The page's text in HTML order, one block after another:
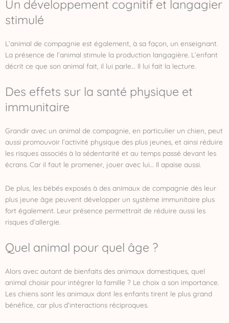
Un développement cognitif et langagier
stimulé
L’animal de compagnie est également, à sa façon, un enseignant.
La présence de l’animal stimule la production langagière. L’enfant
décrit ce que son animal fait, il lui parle… Il lui fait la lecture.
Des effets sur la santé physique et
immunitaire
Grandir avec un animal de compagnie, en particulier un chien, peut
aussi promouvoir l’activité physique des plus jeunes, et ainsi réduire
les risques associés à la sédentarité et au temps passé devant les
écrans. Car il faut le promener, jouer avec lui… Il apaise aussi.
De plus, les bébés exposés à des animaux de compagnie dès leur
plus jeune âge peuvent développer un système immunitaire plus
fort également. Leur présence permettrait de réduire aussi les
risques d’allergie.
Quel animal pour quel âge ?
Alors avec autant de bienfaits des animaux domestiques, quel
animal choisir pour intégrer la famille ? Le choix a son importance.
Les chiens sont les animaux dont les enfants tirent le plus grand
bénéfice, car plus d’interactions réciproques.